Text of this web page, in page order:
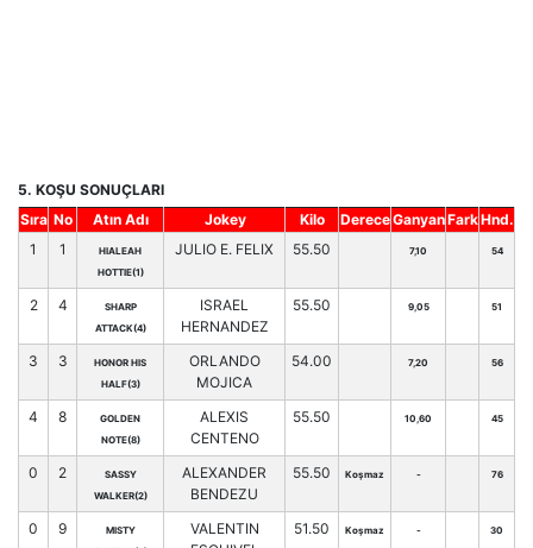
5. KOŞU SONUÇLARI
Sıra No Atın Adı Jokey Kilo DereceGanyanFarkHnd.
1
1
HIALEAH
HOTTIE(1)
JULIO E. FELIX 55.50 7,10 54
2 4
SHARP
ATTACK(4)
ISRAEL
HERNANDEZ
55.50 9,05 51
3 3
HONOR HIS
HALF(3)
ORLANDO
MOJICA
54.00 7,20 56
4 8
GOLDEN
NOTE(8)
ALEXIS
CENTENO
55.50 10,60 45
0 2
SASSY
WALKER(2)
ALEXANDER
BENDEZU
55.50 Koşmaz - 76
0 9
MISTY
VALENTIN
51.50 Koşmaz - 30